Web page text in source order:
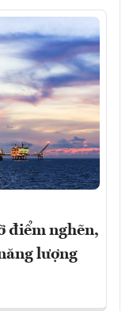
điểm nghẽn,
lượng